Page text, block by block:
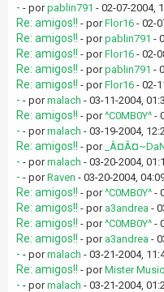
- - porpablin791 - 02-07-2004,
Re: amigos!! - porFlor16 - 02-
Re: amigos!! - porpablin791 -
Re: amigos!! - porFlor16 - 02-
Re: amigos!! - porpablin791 -
Re: amigos!! - porFlor16 - 02-
- - pormalach - 03-11-2004,
Re: amigos!! - por^C0MB0Y^ -
- - pormalach - 03-19-2004,
Re: amigos!! - por
- - pormalach - 03-20-2004,
- - porRaven - 03-20-2004,
Re: amigos!! - por^C0MB0Y^ -
Re: amigos!! - por a3andrea -
Re: amigos!! - por^C0MB0Y^ -
Re: amigos!! - por a3andrea -
- - pormalach - 03-21-2004,
Re: amigos!! - porMister Music
- - pormalach - 03-21-2004,